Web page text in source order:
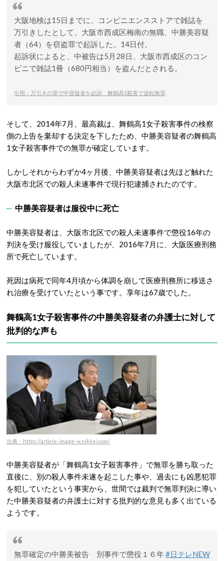
大阪地検は15日までに、コンビニエンスストアで雑誌を
万引きしたとして、大阪市西成区梅南の無職、中勝美容疑
者（64）を窃盗罪で起訴した。14日付。
起訴状によると、中被告は5月28日、大阪市西成区のコン
ビニで雑誌1冊（680円相当）を盗んだとされる。
引用：万引きの罪で中容疑者を起訴 舞鶴高1殺害で逆転無罪
そして、2014年7月、最高裁は、舞鶴高1女子殺害事件の検察
側の上告を棄却する決定を下したため、中勝美容疑者の舞鶴高
1女子殺害事件での無罪が確定しています。
しかしそれからわずか4ヶ月後、中勝美容疑者は先ほど触れた
大阪市北区での殺人未遂事件で現行犯逮捕されたのです。
中勝美容疑者は服役中に死亡
中勝美容疑者は、大阪市北区での殺人未遂事件で懲役16年の
判決を受け服役していましたが、2016年7月に、大阪医療刑務
所で死亡しています。
死因は病死で同年4月頃から体調を崩して医療刑務所に移送さ
れ治療を受けていたという事です。享年は67歳でした。
舞鶴高1女子殺害事件の中勝美容疑者の弁護士に対して
批判的な声も
出典：https://article-image-ix.nikkei.com/
中勝美容疑者が「舞鶴高1女子殺害事件」で無罪を勝ち取った
直後に、別の殺人事件未遂を起こした事や、過去にも凶悪犯罪
を犯していたという事実から、世間では裁判で無罪判決に導い
た中勝美容疑者の弁護士に対する批判的な意見も多く出ている
ようです。
無罪確定の中勝美被告 別事件で懲役１６年#日テレNEW